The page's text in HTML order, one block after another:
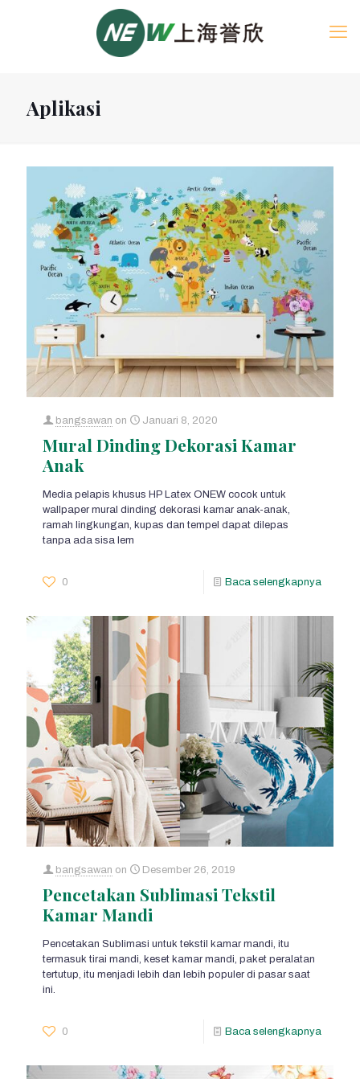
Aplikasi
bangsawan on Januari 8, 2020
Mural Dinding Dekorasi Kamar
Anak
Media pelapis khusus HP Latex ONEW cocok untuk
wallpaper mural dinding dekorasi kamar anak-anak,
ramah lingkungan, kupas dan tempel dapat dilepas
tanpa ada sisa lem
0 Baca selengkapnya
bangsawan on Desember 26, 2019
Pencetakan Sublimasi Tekstil
Kamar Mandi
Pencetakan Sublimasi untuk tekstil kamar mandi, itu
termasuk tirai mandi, keset kamar mandi, paket peralatan
tertutup, itu menjadi lebih dan lebih populer di pasar saat
ini.
0 Baca selengkapnya